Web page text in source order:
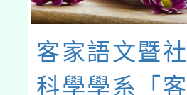
客家語文暨
科學學系「